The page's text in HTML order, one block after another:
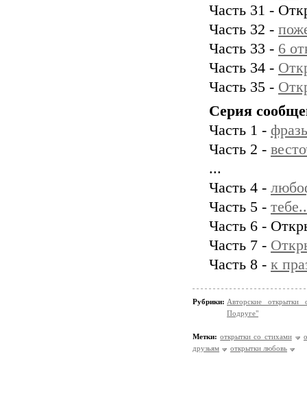
Часть 31 -
Часть 32 -
Часть 33 - 6
Часть 34 -
Часть 35 -
Серия
Часть 1 -
Часть 2 -
...
Часть 4 -
Часть 5 -
Часть 6 -
Часть 7 -
Часть 8 - к
Рубрики: Авторские открытки
Подруге"
Метки: открытки со стихами
друзьям
открытки любовь